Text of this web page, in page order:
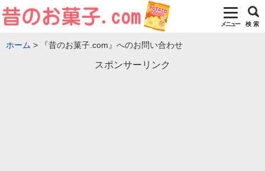
メニュー 検 索
ホーム 『昔のお菓子.com』へのお問い合わせ